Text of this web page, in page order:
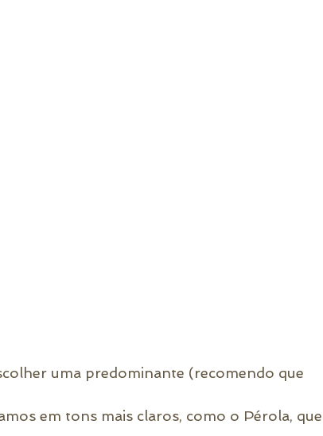
uma predominante (recomendo que
em tons mais claros, como o Pérola, que